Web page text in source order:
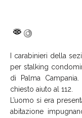
I carabinieri della
per stalking
di Palma
chiesto aiuto al 112.
L’uomo si era
abitazione